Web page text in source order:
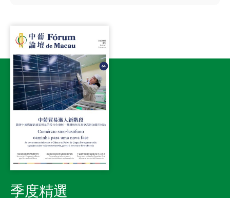
季度精選